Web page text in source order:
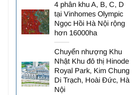
4 phân khu A, B, C, D
tại Vinhomes Olympic
Ngọc Hồi Hà Nội rộng
hơn 16000ha
Chuyển nhượng Khu
Nhật Khu đô thị Hinode
Royal Park, Kim Chung
Di Trạch, Hoài Đức, Hà
Nội